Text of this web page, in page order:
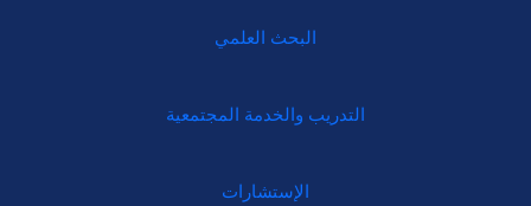
البحث العلمي
التدريب والخدمة المجتمعية
الإستشارات